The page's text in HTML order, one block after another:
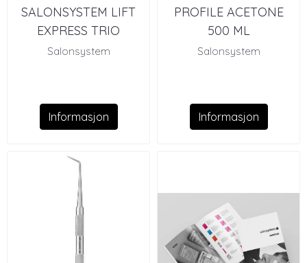
SALONSYSTEM LIFT
EXPRESS TRIO
Salonsystem
Informasjon
PROFILE ACETONE
500 ML
Salonsystem
Informasjon